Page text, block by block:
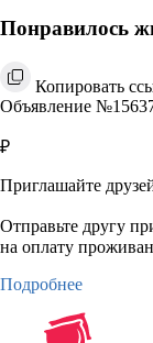
Понравилось
Копировать
Объявление
₽
Приглашайте
Отправьте другу
на оплату
Подробнее